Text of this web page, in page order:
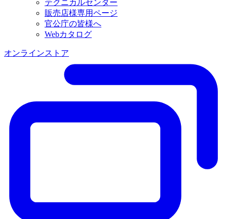
テクニカルセンター
販売店様専用ページ
官公庁の皆様へ
Webカタログ
オンラインストア